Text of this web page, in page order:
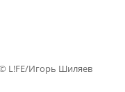
L!FE/Игорь Шиляев